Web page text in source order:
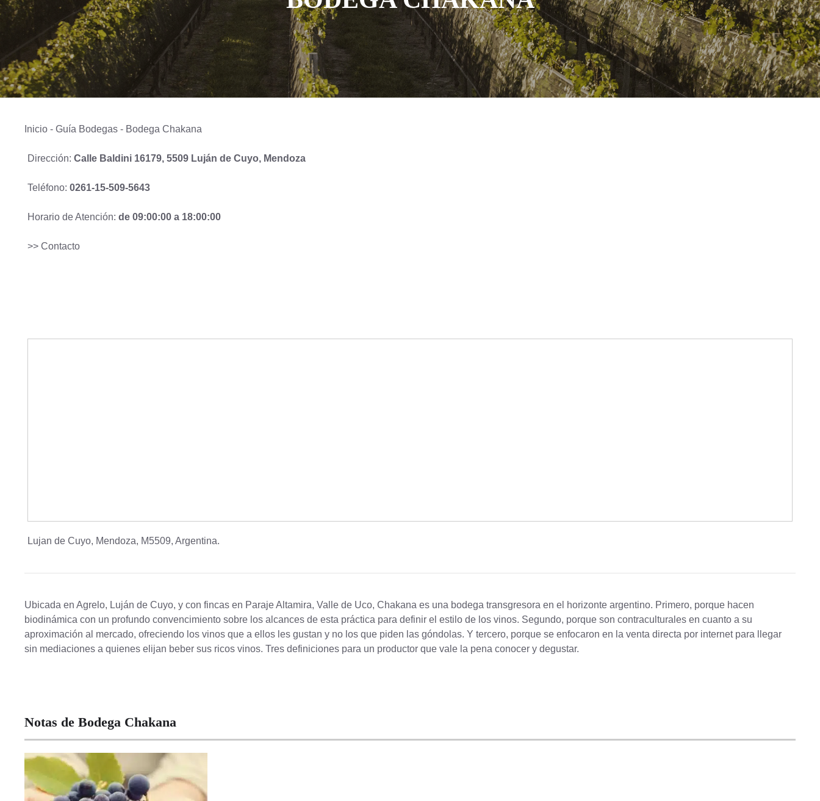
Inicio - Guía Bodegas - Bodega Chakana
Dirección: Calle Baldini 16179, 5509 Luján de Cuyo, Mendoza
Teléfono: 0261-15-509-5643
Horario de Atención: de 09:00:00 a 18:00:00
>> Contacto
Lujan de Cuyo, Mendoza, M5509, Argentina.
Ubicada en Agrelo, Luján de Cuyo, y con fincas en Paraje Altamira, Valle de Uco, Chakana es una bodega transgresora en el horizonte argentino. Primero, porque hacen
biodinámica con un profundo convencimiento sobre los alcances de esta práctica para definir el estilo de los vinos. Segundo, porque son contraculturales en cuanto a su
aproximación al mercado, ofreciendo los vinos que a ellos les gustan y no los que piden las góndolas. Y tercero, porque se enfocaron en la venta directa por internet para llegar
sin mediaciones a quienes elijan beber sus ricos vinos. Tres definiciones para un productor que vale la pena conocer y degustar.
Notas de Bodega Chakana